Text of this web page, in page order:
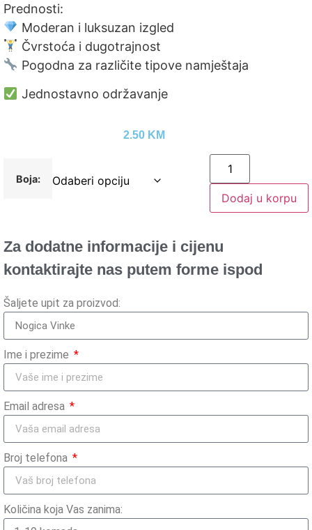
Prednosti:
Moderan i luksuzan izgled
Čvrstoća i dugotrajnost
Pogodna za različite tipove namještaja
Jednostavno održavanje
2.50 KM
Boja:
Dodaj u korpu
Za dodatne informacije i cijenu
kontaktirajte nas putem forme ispod
Šaljete upit za proizvod:
Ime i prezime
Email adresa
Broj telefona
Količina koja Vas zanima: